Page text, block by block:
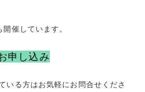
催しています。
申し込み
いる方はお気軽にお問合せくださ